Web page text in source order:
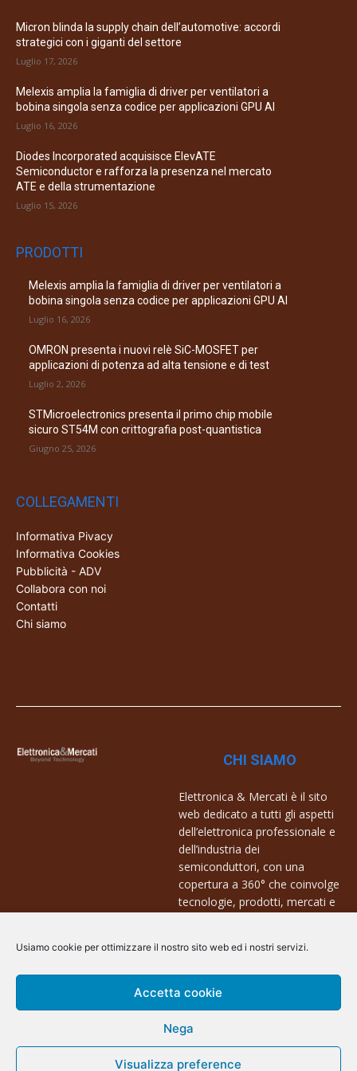
Usiamo cookie per ottimizzare il nostro sito web ed i nostri servizi.
Accetta cookie
Nega
Visualizza preference
Micron blinda la supply chain dell’automotive: accordi
strategici con i giganti del settore
Luglio 17, 2026
Melexis amplia la famiglia di driver per ventilatori a
bobina singola senza codice per applicazioni GPU AI
Luglio 16, 2026
Diodes Incorporated acquisisce ElevATE
Semiconductor e rafforza la presenza nel mercato
ATE e della strumentazione
Luglio 15, 2026
PRODOTTI
Melexis amplia la famiglia di driver per ventilatori a
bobina singola senza codice per applicazioni GPU AI
Luglio 16, 2026
OMRON presenta i nuovi relè SiC-MOSFET per
applicazioni di potenza ad alta tensione e di test
Luglio 2, 2026
STMicroelectronics presenta il primo chip mobile
sicuro ST54M con crittografia post-quantistica
Giugno 25, 2026
COLLEGAMENTI
Informativa Pivacy
Informativa Cookies
Pubblicità - ADV
Collabora con noi
Contatti
Chi siamo
CHI SIAMO
Elettronica & Mercati è il sito
web dedicato a tutti gli aspetti
dell’elettronica professionale e
dell’industria dei
semiconduttori, con una
copertura a 360° che coinvolge
tecnologie, prodotti, mercati e
Contatti:
info@arscommunication.it
@ArsCommunication 2023